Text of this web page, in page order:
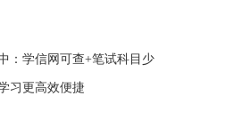
：学信网可查+笔试科目少
习更高效便捷